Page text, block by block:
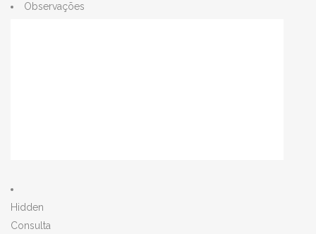
Observações
Hidden
Consulta